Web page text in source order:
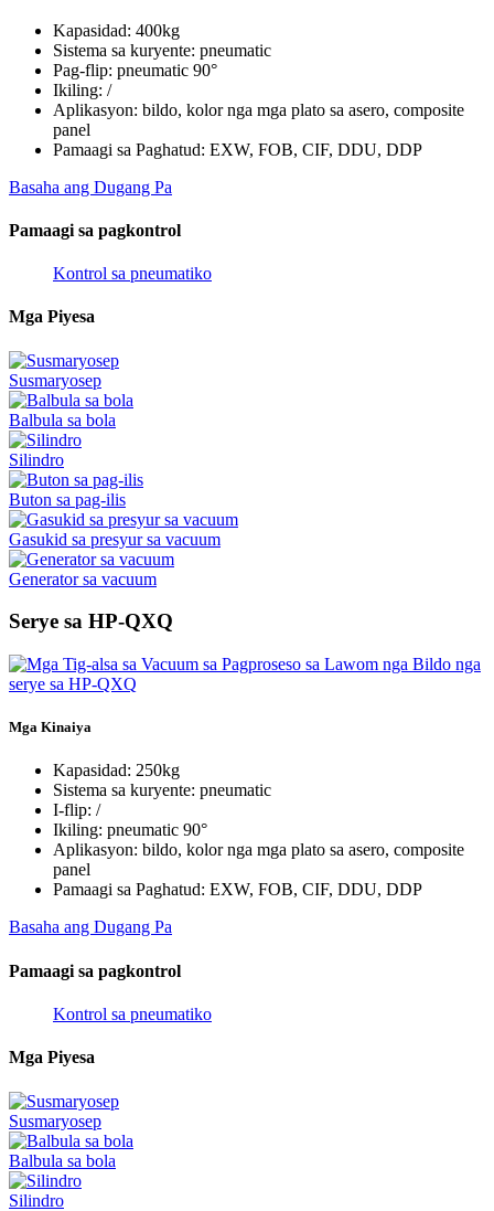
Kapasidad: 400kg
Sistema sa kuryente: pneumatic
Pag-flip: pneumatic 90°
Ikiling: /
Aplikasyon: bildo, kolor nga mga plato sa asero, composite
panel
Pamaagi sa Paghatud: EXW, FOB, CIF, DDU, DDP
Basaha ang Dugang Pa
Pamaagi sa pagkontrol
Kontrol sa pneumatiko
Mga Piyesa
Susmaryosep
Balbula sa bola
Silindro
Buton sa pag-ilis
Gasukid sa presyur sa vacuum
Generator sa vacuum
Serye sa HP-QXQ
Mga Kinaiya
Kapasidad: 250kg
Sistema sa kuryente: pneumatic
I-flip: /
Ikiling: pneumatic 90°
Aplikasyon: bildo, kolor nga mga plato sa asero, composite
panel
Pamaagi sa Paghatud: EXW, FOB, CIF, DDU, DDP
Basaha ang Dugang Pa
Pamaagi sa pagkontrol
Kontrol sa pneumatiko
Mga Piyesa
Susmaryosep
Balbula sa bola
Silindro